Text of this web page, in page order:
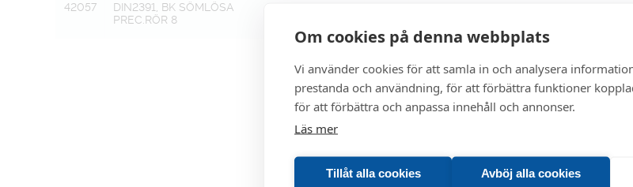
Om cookies på denna webbplats
Vi använder cookies för att samla in och analysera
prestanda och användning, för att förbättra funktioner
för att förbättra och anpassa innehåll och annonser.
Läs mer
Tillåt alla cookies Avböj alla cookies
42057
DIN2391, BK SÖMLÖSA
PREC.RÖR 8